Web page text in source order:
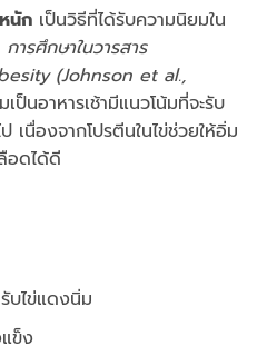
นัก เป็นวิธีที่ได้รับความนิยมใน
การศึกษาในวารสาร
(Johnson et al.,
ป็นอาหารเช้ามีแนวโน้มที่จะรับ
เนื่องจากโปรตีนในไข่ช่วยให้อิ่ม
อดได้ดี
บไข่แดงนิ่ม
ข็ง